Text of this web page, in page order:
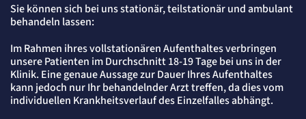
Sie können sich bei uns stationär, teilstationär und ambulant
behandeln lassen:
Im Rahmen ihres vollstationären Aufenthaltes verbringen
unsere Patienten im Durchschnitt 18-19 Tage bei uns in der
Klinik. Eine genaue Aussage zur Dauer Ihres Aufenthaltes
kann jedoch nur Ihr behandelnder Arzt treffen, da dies vom
individuellen Krankheitsverlauf des Einzelfalles abhängt.
Anbieter:
etracker GmbH
Erkennung, ob bei dem Besucher die Scrolltiefe gemessen wird.
Cookie Laufzeit:
24 Std.